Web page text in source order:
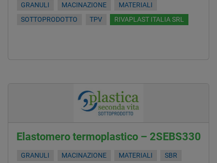
GRANULI MACINAZIONE
MATERIALI
SOTTOPRODOTTO
TPV RIVAPLAST ITALIA SRL
Elastomero termoplastico – 2SEBS330
GRANULI MACINAZIONE MATERIALI SBR